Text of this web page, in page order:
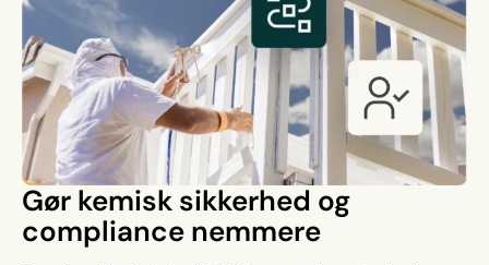
Gør kemisk sikkerhed og
compliance nemmere